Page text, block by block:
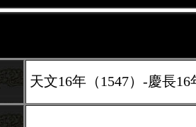
天文16年（1547）-慶長16